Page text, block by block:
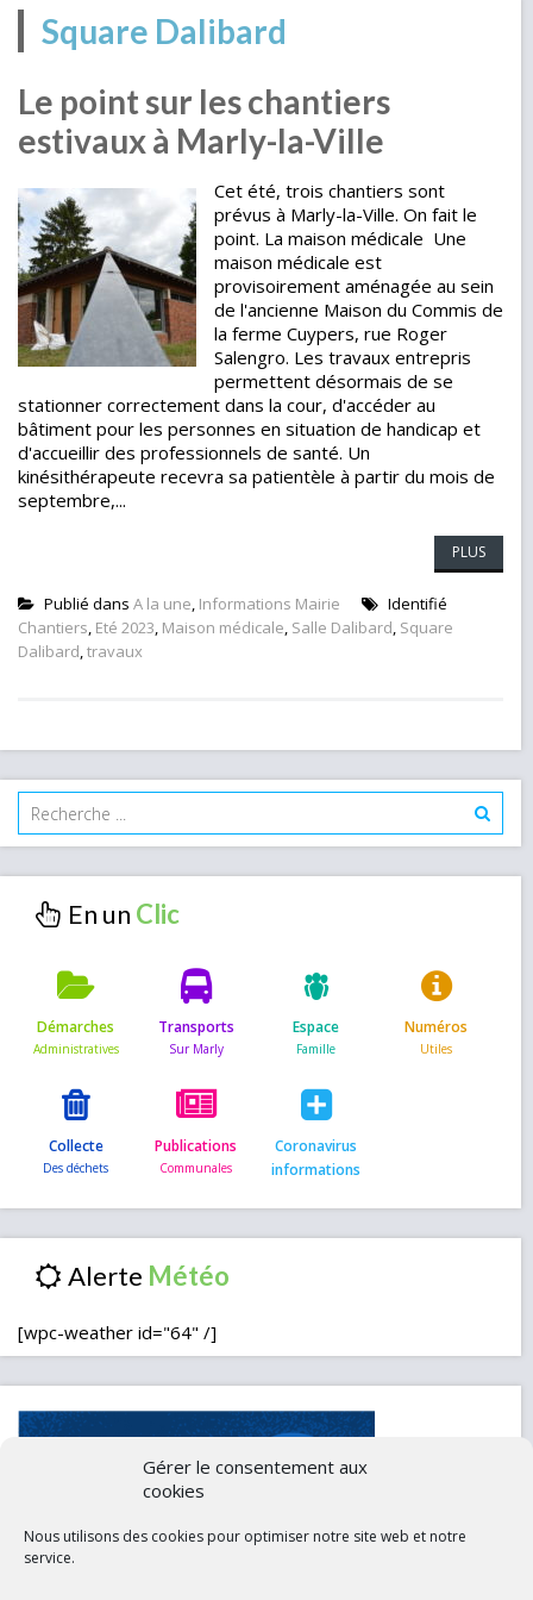
Gérer le consentement aux
cookies
Nous utilisons des cookies pour optimiser notre site web et notre
service.
Square Dalibard
Le point sur les chantiers
estivaux à Marly-la-Ville
Cet été, trois chantiers sont
prévus à Marly-la-Ville. On fait le
point. La maison médicale Une
maison médicale est
provisoirement aménagée au sein
de l'ancienne Maison du Commis de
la ferme Cuypers, rue Roger
Salengro. Les travaux entrepris
permettent désormais de se
stationner correctement dans la cour, d'accéder au
bâtiment pour les personnes en situation de handicap et
d'accueillir des professionnels de santé. Un
kinésithérapeute recevra sa patientèle à partir du mois de
septembre,...
PLUS
Publié dans A la une, Informations Mairie
Identifié
Chantiers, Eté 2023, Maison médicale, Salle Dalibard, Square
Dalibard,travaux
En un
Démarches Transports Espace Numéros
Collecte Publications
Coronavirus
informations
Alerte
[wpc-weather id="64" /]